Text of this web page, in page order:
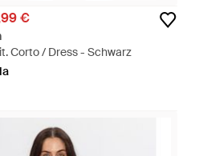
€
Corto / Dress - Schwarz